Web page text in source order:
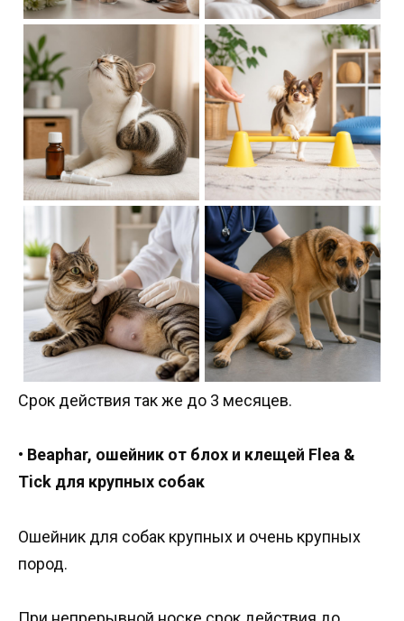
Срок действия так же до 3 месяцев.
• Beaphar, ошейник от блох и клещей Flea &
Tick для крупных собак
Ошейник для собак крупных и очень крупных
пород.